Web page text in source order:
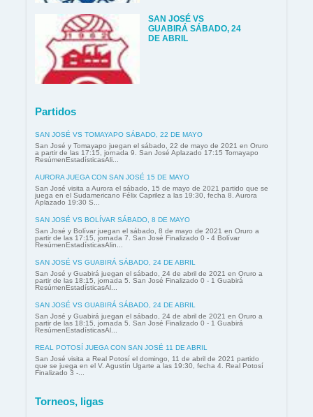
SAN JOSÉ VS
GUABIRÁ SÁBADO, 24
DE ABRIL
Partidos
SAN JOSÉ VS TOMAYAPO SÁBADO, 22 DE MAYO
San José y Tomayapo juegan el sábado, 22 de mayo de 2021 en Oruro
a partir de las 17:15, jornada 9. San José Aplazado 17:15 Tomayapo
ResúmenEstadísticasAli...
AURORA JUEGA CON SAN JOSÉ 15 DE MAYO
San José visita a Aurora el sábado, 15 de mayo de 2021 partido que se
juega en el Sudamericano Félix Caprilez a las 19:30, fecha 8. Aurora
Aplazado 19:30 S...
SAN JOSÉ VS BOLÍVAR SÁBADO, 8 DE MAYO
San José y Bolívar juegan el sábado, 8 de mayo de 2021 en Oruro a
partir de las 17:15, jornada 7. San José Finalizado 0 - 4 Bolívar
ResúmenEstadísticasAlin...
SAN JOSÉ VS GUABIRÁ SÁBADO, 24 DE ABRIL
San José y Guabirá juegan el sábado, 24 de abril de 2021 en Oruro a
partir de las 18:15, jornada 5. San José Finalizado 0 - 1 Guabirá
ResúmenEstadísticasAl...
SAN JOSÉ VS GUABIRÁ SÁBADO, 24 DE ABRIL
San José y Guabirá juegan el sábado, 24 de abril de 2021 en Oruro a
partir de las 18:15, jornada 5. San José Finalizado 0 - 1 Guabirá
ResúmenEstadísticasAl...
REAL POTOSÍ JUEGA CON SAN JOSÉ 11 DE ABRIL
San José visita a Real Potosí el domingo, 11 de abril de 2021 partido
que se juega en el V. Agustín Ugarte a las 19:30, fecha 4. Real Potosí
Finalizado 3 -...
Torneos, ligas